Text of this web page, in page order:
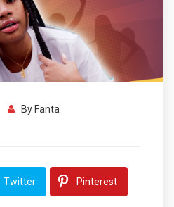
By Fanta
Twitter Pinterest